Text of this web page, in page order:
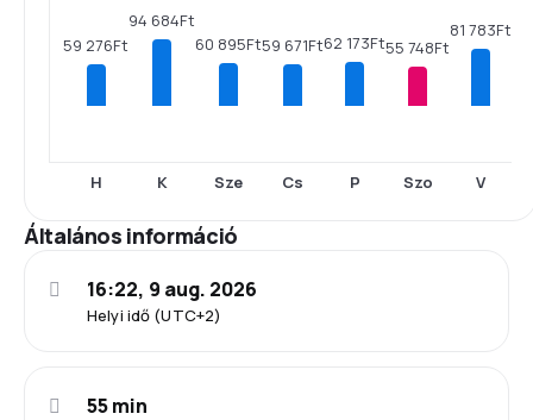
59 276Ft
H
94 684Ft
K
60 895Ft
Sze
59 671Ft
Cs
62 173Ft
P
55 748Ft
Szo
81 783Ft
V
Általános információ
Helyi idő (UTC+2)
16:22, 9 aug. 2026
55 min